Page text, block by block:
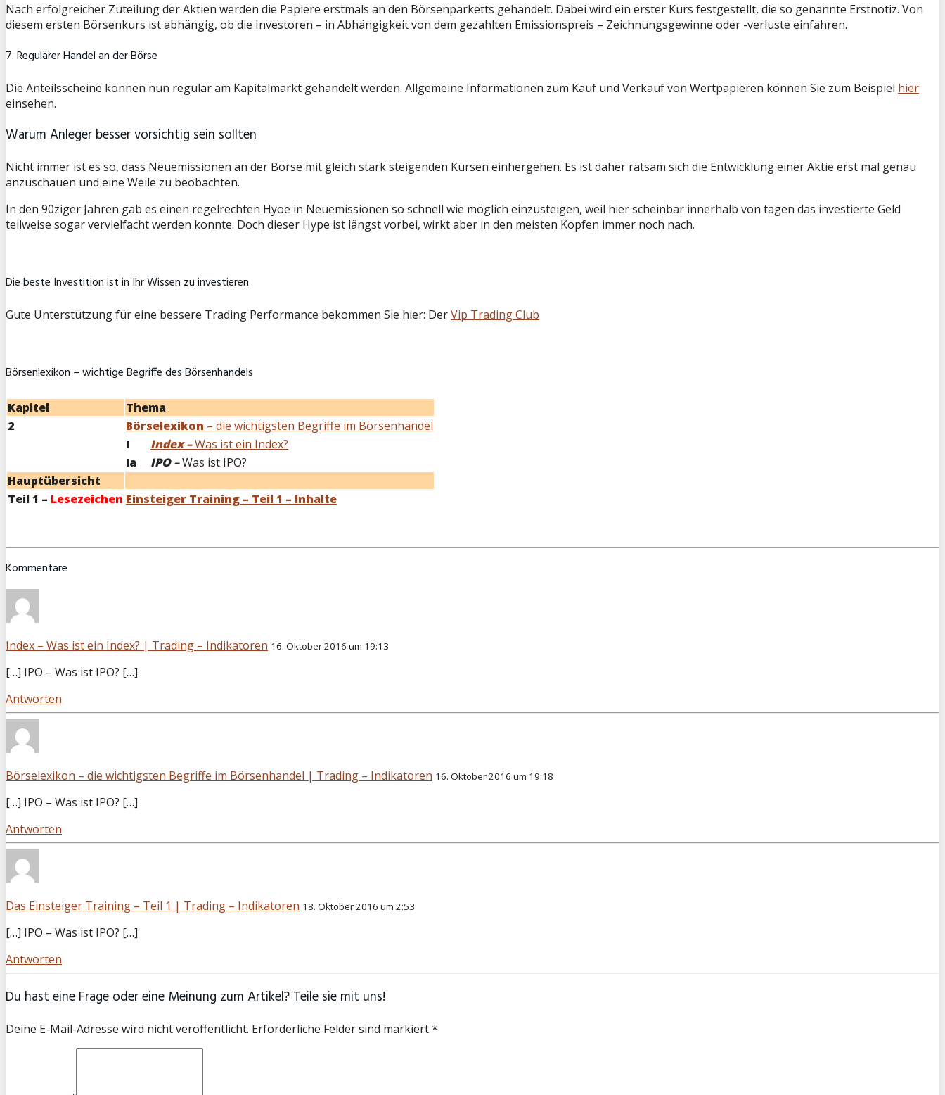
Nach erfolgreicher Zuteilung der Aktien werden die Papiere erstmals an den Börsenparketts gehandelt. Dabei wird ein erster Kurs festgestellt, die so genannte Erstnotiz. Von
diesem ersten Börsenkurs ist abhängig, ob die Investoren – in Abhängigkeit von dem gezahlten Emissionspreis – Zeichnungsgewinne oder -verluste einfahren.
7. Regulärer Handel an der Börse
Die Anteilsscheine können nun regulär am Kapitalmarkt gehandelt werden. Allgemeine Informationen zum Kauf und Verkauf von Wertpapieren können Sie zum Beispiel hier
einsehen.
Warum Anleger besser vorsichtig sein sollten
Nicht immer ist es so, dass Neuemissionen an der Börse mit gleich stark steigenden Kursen einhergehen. Es ist daher ratsam sich die Entwicklung einer Aktie erst mal genau
anzuschauen und eine Weile zu beobachten.
In den 90ziger Jahren gab es einen regelrechten Hyoe in Neuemissionen so schnell wie möglich einzusteigen, weil hier scheinbar innerhalb von tagen das investierte Geld
teilweise sogar vervielfacht werden konnte. Doch dieser Hype ist längst vorbei, wirkt aber in den meisten Köpfen immer noch nach.
Die beste Investition ist in Ihr Wissen zu investieren
Gute Unterstützung für eine bessere Trading Performance bekommen Sie hier: DerVip Trading Club
Börsenlexikon – wichtige Begriffe des Börsenhandels
Kapitel
Thema
2
Börselexikon – die wichtigsten Begriffe im Börsenhandel
I
Index –Was ist ein Index?
Ia
IPO –Was ist IPO?
Hauptübersicht
Teil 1 – Lesezeichen Einsteiger Training – Teil 1 – Inhalte
Kommentare
Index – Was ist ein Index? | Trading – Indikatoren 16. Oktober 2016 um 19:13
[…] IPO – Was ist IPO? […]
Antworten
Börselexikon – die wichtigsten Begriffe im Börsenhandel | Trading – Indikatoren 16. Oktober 2016 um 19:18
[…] IPO – Was ist IPO? […]
Antworten
Das Einsteiger Training – Teil 1 | Trading – Indikatoren 18. Oktober 2016 um 2:53
[…] IPO – Was ist IPO? […]
Antworten
Du hast eine Frage oder eine Meinung zum Artikel? Teile sie mit uns!
Deine E-Mail-Adresse wird nicht veröffentlicht. Erforderliche Felder sind markiert *